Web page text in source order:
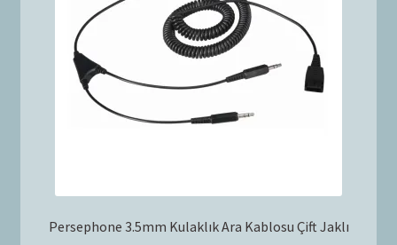
Persephone 3.5mm Kulaklık Ara Kablosu Çift Jaklı